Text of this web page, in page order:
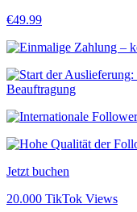
€49.99
Beauftragung
Jetzt buchen
20.000 TikTok Views